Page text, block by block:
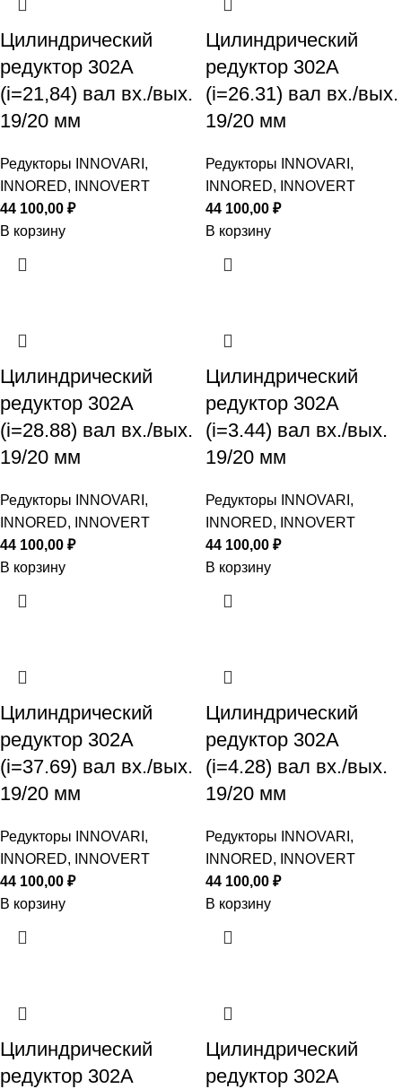
Цилиндрический
редуктор 302A
(i=21,84) вал вх./вых.
19/20 мм
Редукторы INNOVARI,
INNORED, INNOVERT
44 100,00 ₽
В корзину
Цилиндрический
редуктор 302A
(i=26.31) вал вх./вых.
19/20 мм
Редукторы INNOVARI,
INNORED, INNOVERT
44 100,00 ₽
В корзину
Цилиндрический
редуктор 302A
(i=28.88) вал вх./вых.
19/20 мм
Редукторы INNOVARI,
INNORED, INNOVERT
44 100,00 ₽
В корзину
Цилиндрический
редуктор 302A
(i=3.44) вал вх./вых.
19/20 мм
Редукторы INNOVARI,
INNORED, INNOVERT
44 100,00 ₽
В корзину
Цилиндрический
редуктор 302A
(i=37.69) вал вх./вых.
19/20 мм
Редукторы INNOVARI,
INNORED, INNOVERT
44 100,00 ₽
В корзину
Цилиндрический
редуктор 302A
(i=4.28) вал вх./вых.
19/20 мм
Редукторы INNOVARI,
INNORED, INNOVERT
44 100,00 ₽
В корзину
Цилиндрический
редуктор 302A
Цилиндрический
редуктор 302A